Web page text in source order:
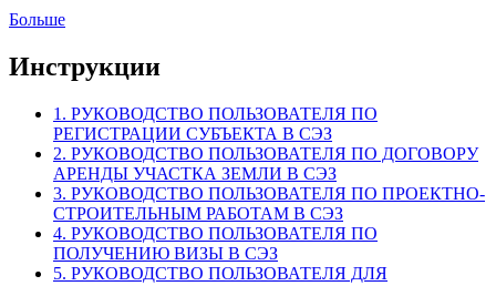
Больше
Инструкции
1. РУКОВОДСТВО ПОЛЬЗОВАТЕЛЯ ПО
РЕГИСТРАЦИИ СУБЪЕКТА В СЭЗ
2. РУКОВОДСТВО ПОЛЬЗОВАТЕЛЯ ПО ДОГОВОРУ
АРЕНДЫ УЧАСТКА ЗЕМЛИ В СЭЗ
3. РУКОВОДСТВО ПОЛЬЗОВАТЕЛЯ ПО ПРОЕКТНО-
СТРОИТЕЛЬНЫМ РАБОТАМ В СЭЗ
4. РУКОВОДСТВО ПОЛЬЗОВАТЕЛЯ ПО
ПОЛУЧЕНИЮ ВИЗЫ В СЭЗ
5. РУКОВОДСТВО ПОЛЬЗОВАТЕЛЯ ДЛЯ